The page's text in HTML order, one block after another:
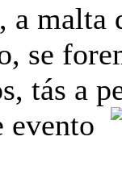
malta
se
tás a
evento